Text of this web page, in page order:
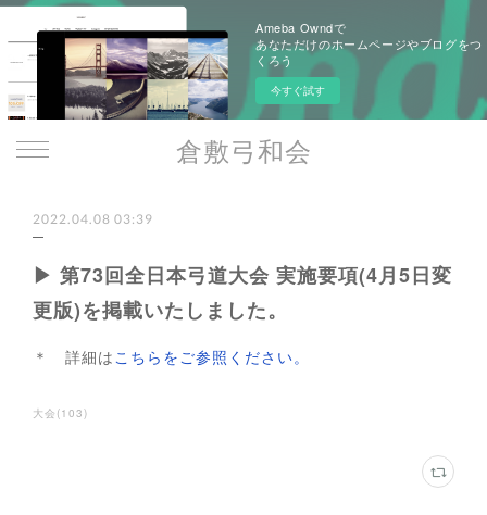
Ameba Owndで
あなただけのホームページやブログをつ
くろう
今すぐ試す
倉敷弓和会
2022.04.08 03:39
▶ 第73回全日本弓道大会 実施要項(4月5日変
更版)を掲載いたしました。
＊ 詳細はこちらをご参照ください。
大会 (103)